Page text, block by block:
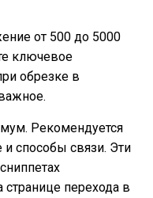
от 500 до 5000
ключевое
обрезке в
Рекомендуется
способы связи. Эти
странице перехода в